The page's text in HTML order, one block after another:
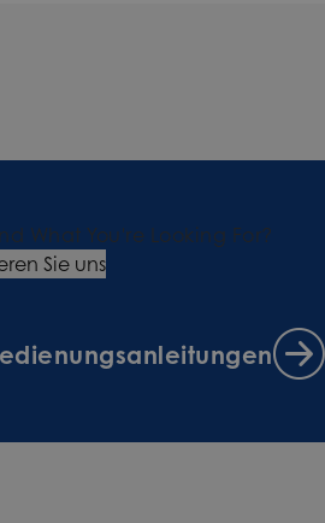
What You're Looking For?
Sie uns